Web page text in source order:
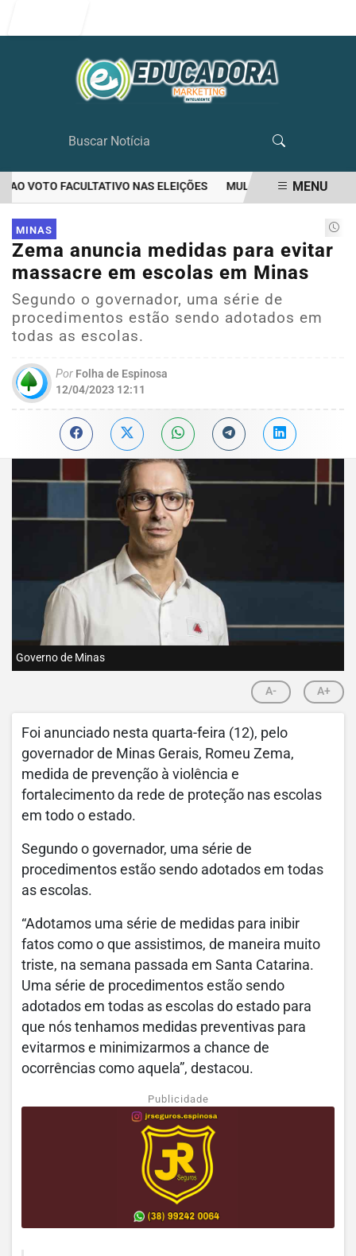
VOTO FACULTATIVO NAS ELEIÇÕES MULHER MATA O
EM ALTA
MENU
MINAS
Zema anuncia medidas para evitar
massacre em escolas em Minas
Segundo o governador, uma série de
procedimentos estão sendo adotados em
todas as escolas.
Por Folha de Espinosa
12/04/2023 12:11
Governo de Minas
A- A+
Foi anunciado nesta quarta-feira (12), pelo
governador de Minas Gerais, Romeu Zema,
medida de prevenção à violência e
fortalecimento da rede de proteção nas escolas
em todo o estado.
Segundo o governador, uma série de
procedimentos estão sendo adotados em todas
as escolas.
“Adotamos uma série de medidas para inibir
fatos como o que assistimos, de maneira muito
triste, na semana passada em Santa Catarina.
Uma série de procedimentos estão sendo
adotados em todas as escolas do estado para
que nós tenhamos medidas preventivas para
evitarmos e minimizarmos a chance de
ocorrências como aquela”, destacou.
Publicidade